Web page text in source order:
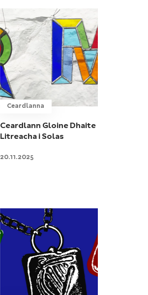
Ceardlanna
Ceardlann Gloine Dhaite
Litreacha i Solas
20.11.2025